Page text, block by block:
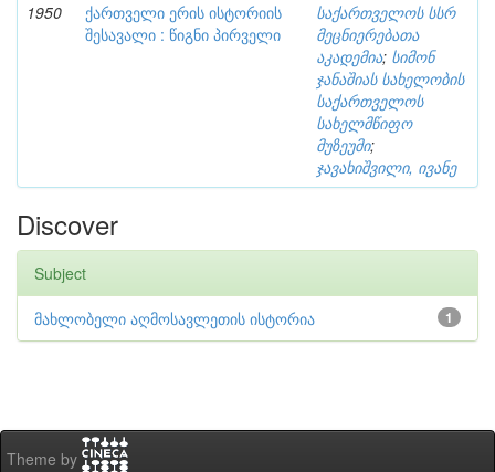
1950
ქართველი ერის ისტორიის
შესავალი : წიგნი პირველი
საქართველოს სსრ
მეცნიერებათა
აკადემია; სიმონ
ჯანაშიას სახელობის
საქართველოს
სახელმწიფო
მუზეუმი;
ჯავახიშვილი, ივანე
Discover
Subject
1
მახლობელი აღმოსავლეთის ისტორია
Theme by